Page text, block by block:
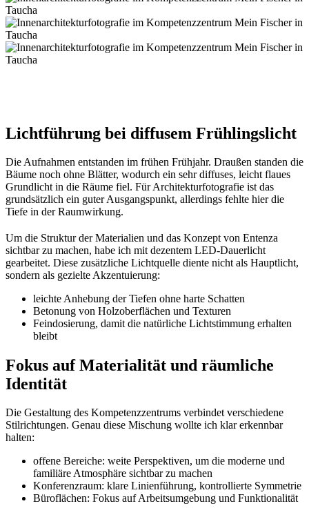
Lichtführung bei diffusem Frühlingslicht
Die Aufnahmen entstanden im frühen Frühjahr. Draußen standen die
Bäume noch ohne Blätter, wodurch ein sehr diffuses, leicht flaues
Grundlicht in die Räume fiel. Für Architekturfotografie ist das
grundsätzlich ein guter Ausgangspunkt, allerdings fehlte hier die
Tiefe in der Raumwirkung.
Um die Struktur der Materialien und das Konzept von Entenza
sichtbar zu machen, habe ich mit dezentem LED-Dauerlicht
gearbeitet. Diese zusätzliche Lichtquelle diente nicht als Hauptlicht,
sondern als gezielte Akzentuierung:
leichte Anhebung der Tiefen ohne harte Schatten
Betonung von Holzoberflächen und Texturen
Feindosierung, damit die natürliche Lichtstimmung erhalten
bleibt
Fokus auf Materialität und räumliche
Identität
Die Gestaltung des Kompetenzzentrums verbindet verschiedene
Stilrichtungen. Genau diese Mischung wollte ich klar erkennbar
halten:
offene Bereiche: weite Perspektiven, um die moderne und
familiäre Atmosphäre sichtbar zu machen
Konferenzraum: klare Linienführung, kontrollierte Symmetrie
Büroflächen: Fokus auf Arbeitsumgebung und Funktionalität